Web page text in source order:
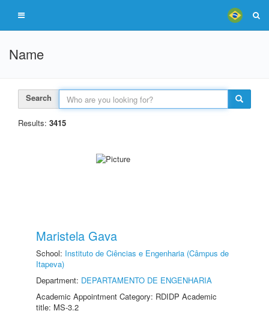
Name
Search
Results: 3415
Maristela Gava
School: Instituto de Ciências e Engenharia (Câmpus de
Itapeva)
Department: DEPARTAMENTO DE ENGENHARIA
Academic Appointment Category: RDIDP Academic
title: MS-3.2